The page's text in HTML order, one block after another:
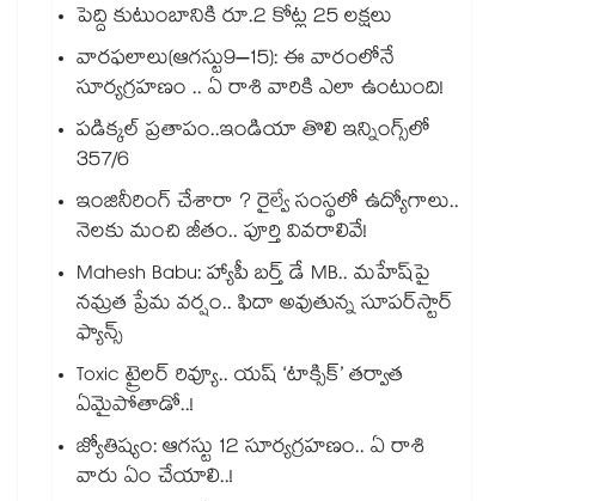
పెద్ది కుటుంబానికి రూ.2 కోట్ల 25 లక్షలు
వారఫలాలు(ఆగస్టు9–15): ఈ వారంలోనే
సూర్యగ్రహణం .. ఏ రాశి వారికి ఎలా ఉంటుంది!
పడిక్కల్‌‌ ప్రతాపం..ఇండియా తొలి ఇన్నింగ్స్‌‌లో
357/6
ఇంజినీరింగ్ చేశారా ? రైల్వే సంస్థలో ఉద్యోగాలు..
నెలకు మంచి జీతం.. పూర్తి వివరాలివే!
Mahesh Babu: హ్యాపీ బర్త్ డే MB.. మహేష్‌పై
నమ్రత ప్రేమ వర్షం.. ఫిదా అవుతున్న సూపర్‌స్టార్
ఫ్యాన్స్
Toxic ట్రైలర్ రివ్యూ.. యష్ ‘టాక్సిక్’ తర్వాత
ఏమైపోతాడో..!
జ్యోతిష్యం: ఆగస్టు 12 సూర్యగ్రహణం.. ఏ రాశి
వారు ఏం చేయాలి..!